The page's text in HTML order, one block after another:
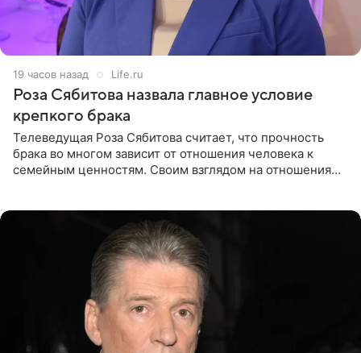
19 часов назад Life.ru
Роза Сябитова назвала главное условие
крепкого брака
Телеведущая Роза Сябитова считает, что прочность
брака во многом зависит от отношения человека к
семейным ценностям. Своим взглядом на отношения